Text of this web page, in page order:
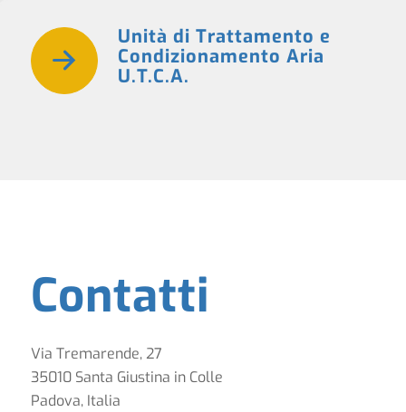
Unità di Trattamento e
Condizionamento Aria
U.T.C.A.
Contatti
Via Tremarende, 27
35010 Santa Giustina in Colle
Padova, Italia